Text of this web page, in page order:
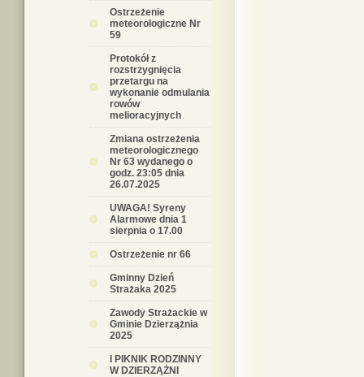
Ostrzeżenie
meteorologiczne Nr
59
Protokół z
rozstrzygnięcia
przetargu na
wykonanie odmulania
rowów
melioracyjnych
Zmiana ostrzeżenia
meteorologicznego
Nr 63 wydanego o
godz. 23:05 dnia
26.07.2025
UWAGA! Syreny
Alarmowe dnia 1
sierpnia o 17.00
Ostrzeżenie nr 66
Gminny Dzień
Strażaka 2025
Zawody Strażackie w
Gminie Dzierzążnia
2025
I PIKNIK RODZINNY
W DZIERZĄŻNI